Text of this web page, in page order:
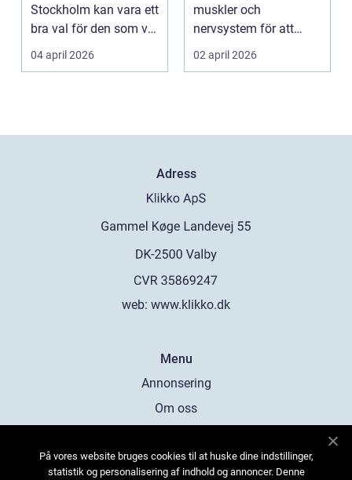
Stockholm kan vara ett
bra val för den som vill
träffa en erfaren
specia...
04 april 2026
muskler och
nervsystem för att
minska smärta, f...
02 april 2026
Adress
web: www.klikko.dk
Menu
Annonsering
Om oss
Kontakta oss
På vores website bruges cookies til at huske dine indstillinger,
statistik og personalisering af indhold og annoncer. Denne